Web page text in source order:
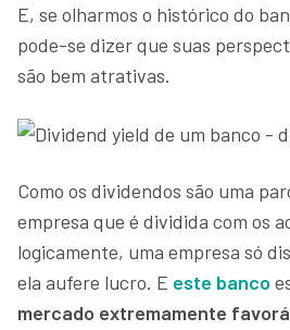
E, se olharmos o histórico do
pode-se dizer que suas
são bem atrativas.
Como os dividendos são uma
empresa que é dividida com os
logicamente, uma empresa só
ela aufere lucro. E este banco
mercado extremamente